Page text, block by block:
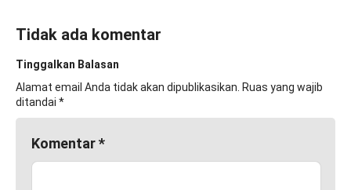
Tidak ada komentar
Tinggalkan Balasan
Alamat email Anda tidak akan dipublikasikan. Ruas yang wajib
ditandai *
Komentar*